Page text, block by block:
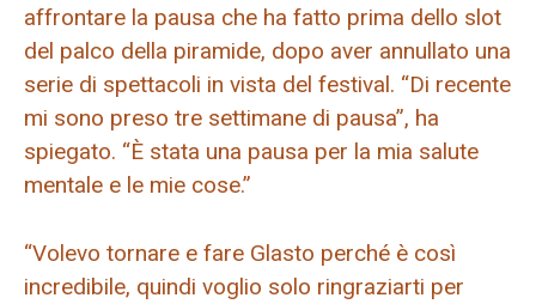
affrontare la pausa che ha fatto prima dello slot
del palco della piramide, dopo aver annullato una
serie di spettacoli in vista del festival. “Di recente
mi sono preso tre settimane di pausa”, ha
spiegato. “È stata una pausa per la mia salute
mentale e le mie cose.”
“Volevo tornare e fare Glasto perché è così
incredibile, quindi voglio solo ringraziarti per